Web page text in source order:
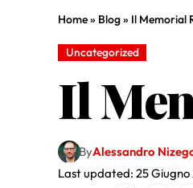
Home» Blog» Il Memorial
Uncategorized
Il
Last updated: 25 Giugno
ByAlessandro